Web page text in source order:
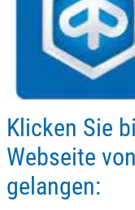
Klicken Sie
Webseite
gelangen: